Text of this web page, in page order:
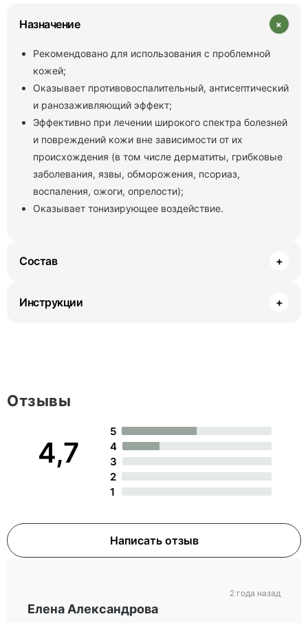
Назначение +
Рекомендовано для использования с проблемной
кожей;
Оказывает противовоспалительный, антисептический
и ранозаживляющий эффект;
Эффективно при лечении широкого спектра болезней
и повреждений кожи вне зависимости от их
происхождения (в том числе дерматиты, грибковые
заболевания, язвы, обморожения, псориаз,
воспаления, ожоги, опрелости);
Оказывает тонизирующее воздействие.
Состав +
Инструкции +
4,7
5
4
3
2
1
Написать отзыв
Отзывы
Елена Александрова
2 года назад